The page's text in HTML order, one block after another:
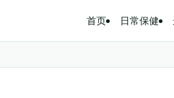
首页 日常保健